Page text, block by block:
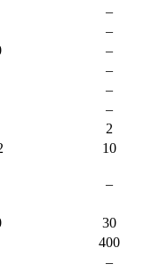
–
–
–
–
–
–
2
10
–
30
400
–